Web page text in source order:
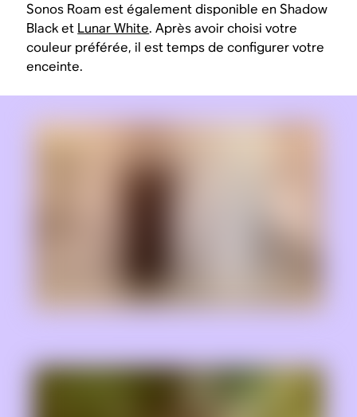
Sonos Roam est également disponible en Shadow
Black et Lunar White. Après avoir choisi votre
couleur préférée, il est temps de configurer votre
enceinte.